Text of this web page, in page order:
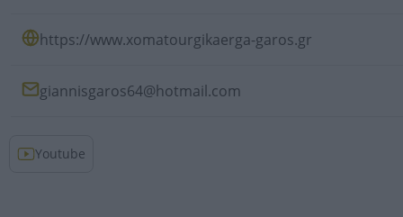
https://www.xomatourgikaerga-garos.gr
giannisgaros64@hotmail.com
Youtube